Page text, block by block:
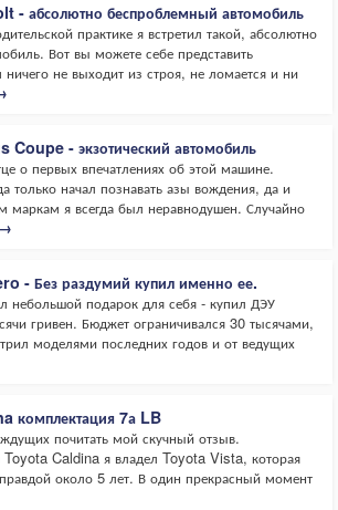
абсолютно беспроблемный автомобиль
практике я встретил такой, абсолютно
Вот вы можете себе представить
не выходит из строя, не ломается и ни
- экзотический автомобиль
о первых впечатлениях об этой машине.
только начал познавать азы вождения, да и
маркам я всегда был неравнодушен. Случайно
→
- Без раздумий купил именно ее.
небольшой подарок для себя - купил ДЭУ
гривен. Бюджет ограничивался 30 тысячами,
моделями последних годов и от ведущих
комплектация 7а LB
почитать мой скучный отзыв.
Toyota Caldina я владел Toyota Vista, которая
около 5 лет. В один прекрасный момент